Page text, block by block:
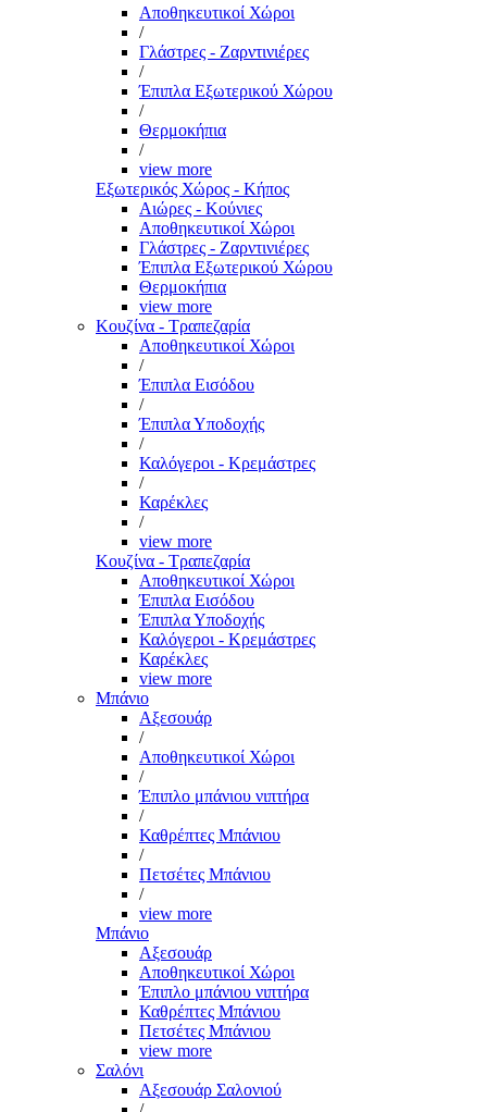
Αποθηκευτικοί Χώροι
/
Γλάστρες - Ζαρντινιέρες
/
Έπιπλα Εξωτερικού Χώρου
/
Θερμοκήπια
/
view more
Εξωτερικός Χώρος - Κήπος
Αιώρες - Κούνιες
Αποθηκευτικοί Χώροι
Γλάστρες - Ζαρντινιέρες
Έπιπλα Εξωτερικού Χώρου
Θερμοκήπια
view more
Κουζίνα - Τραπεζαρία
Αποθηκευτικοί Χώροι
/
Έπιπλα Εισόδου
/
Έπιπλα Υποδοχής
/
Καλόγεροι - Κρεμάστρες
/
Καρέκλες
/
view more
Κουζίνα - Τραπεζαρία
Αποθηκευτικοί Χώροι
Έπιπλα Εισόδου
Έπιπλα Υποδοχής
Καλόγεροι - Κρεμάστρες
Καρέκλες
view more
Μπάνιο
Αξεσουάρ
/
Αποθηκευτικοί Χώροι
/
Έπιπλο μπάνιου νιπτήρα
/
Καθρέπτες Μπάνιου
/
Πετσέτες Μπάνιου
/
view more
Μπάνιο
Αξεσουάρ
Αποθηκευτικοί Χώροι
Έπιπλο μπάνιου νιπτήρα
Καθρέπτες Μπάνιου
Πετσέτες Μπάνιου
view more
Σαλόνι
Αξεσουάρ Σαλονιού